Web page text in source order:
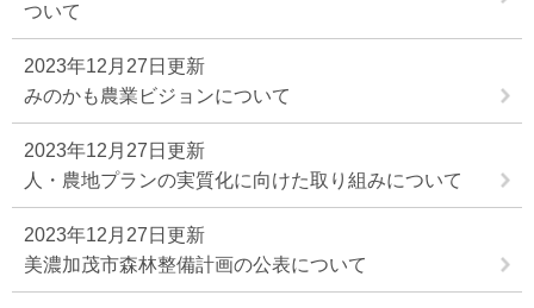
ついて
2023年12月27日更新
みのかも農業ビジョンについて
2023年12月27日更新
人・農地プランの実質化に向けた取り組みについて
2023年12月27日更新
美濃加茂市森林整備計画の公表について